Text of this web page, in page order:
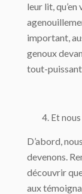
leur lit,
important,
genoux
tout-
Et nous
D’abord,
devenons.
découvrir
aux